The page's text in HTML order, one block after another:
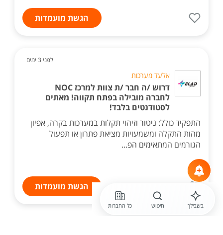
הגשת מועמדות
לפני 3 ימים
אלעד מערכות
דרוש /ה חבר /ת צוות למרכז NOC
לחברה מובילה בפתח תקווה! מאתים
לסטודנטים בלבד!
התפקיד כולל: ניטור וזיהוי תקלות במערכות בקרה, אפיון
מהות התקלה ומשמעויות מציאת פתרון או תפעול
הגורמים המתאימים הפ...
הגשת מועמדות
בשבילך חיפוש כל החברות